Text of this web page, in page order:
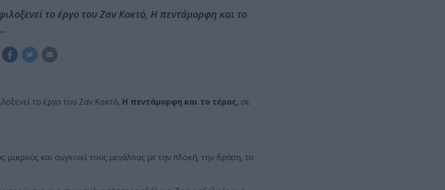
το έργο του Ζαν Κοκτό, Η πεντάμορφη και το
το έργο του Ζαν Κοκτό, Η πεντάμορφη και το τέρας, σε
μικρούς και συγκινεί τους μεγάλους με την πλοκή, την δράση, το